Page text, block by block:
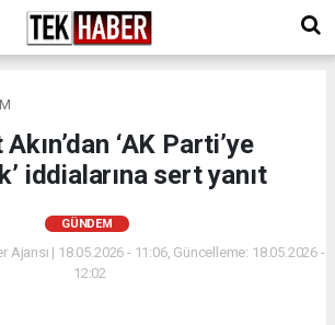
‘AK Parti’ye
iddialarına sert yanıt
GÜNDEM
Ajansı | 18.05.2026 - 11:06, Güncelleme: 18.05.2026 -
12:02